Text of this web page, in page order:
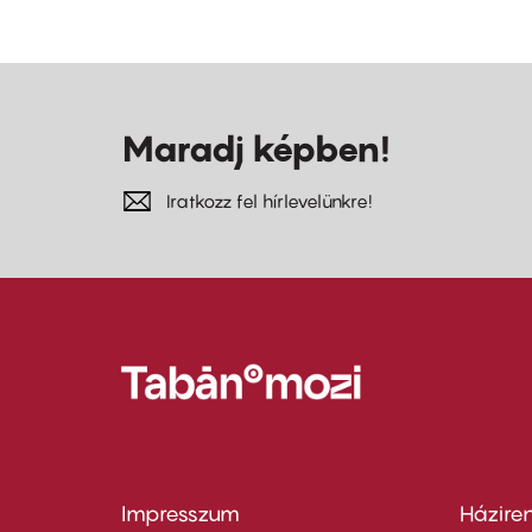
Maradj képben!
Iratkozz fel hírlevelünkre!
Impresszum